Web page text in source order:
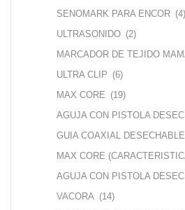
SENOMARK PARA ENCOR (4)
ULTRASONIDO (2)
MARCADOR DE TEJIDO
ULTRA CLIP (6)
MAX CORE (19)
AGUJA CON PISTOLA
GUIA COAXIAL DESECHABLE
MAX CORE
AGUJA CON PISTOLA
VACORA (14)